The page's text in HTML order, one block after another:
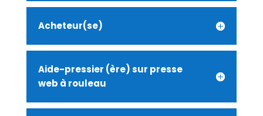
Acheteur(se)
Aide-pressier (ère) sur presse
web à rouleau